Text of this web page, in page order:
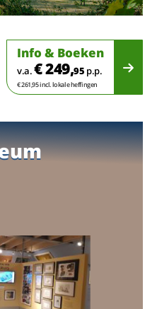
Info & Boeken
v.a.€ 249,95 p.p.
€ 261,95 incl. lokale heffingen